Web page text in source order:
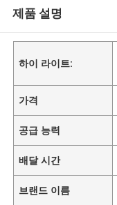
제품 설명
하이 라이트:
가격
공급 능력
배달 시간
브랜드 이름